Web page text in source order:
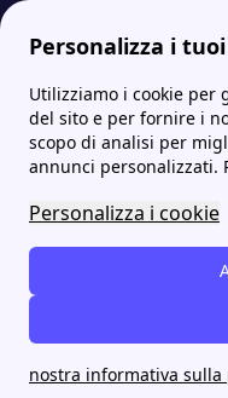
Personalizza i
Utilizziamo i cookie
del sito e per fornire i
scopo di analisi per
annunci personalizzati.
Personalizza i cookie
nostra informativa sulla
Internet Casa
Wind Tre
casa:
Sempre
mobile sul
riguarda leofferte